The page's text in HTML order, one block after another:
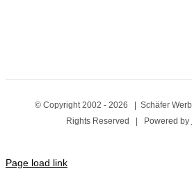
© Copyright 2002 - 2026 | Schäfer
Rights Reserved | Powered by
Page load link